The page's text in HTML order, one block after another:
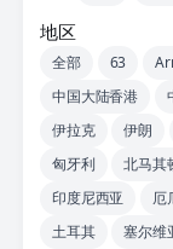
地区
全部 63
中国大陆香港
伊拉克
伊朗
匈牙利
北马其
印度尼西亚
厄
土耳其
塞尔维